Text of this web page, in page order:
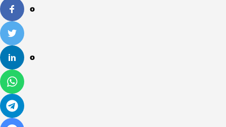
0
0